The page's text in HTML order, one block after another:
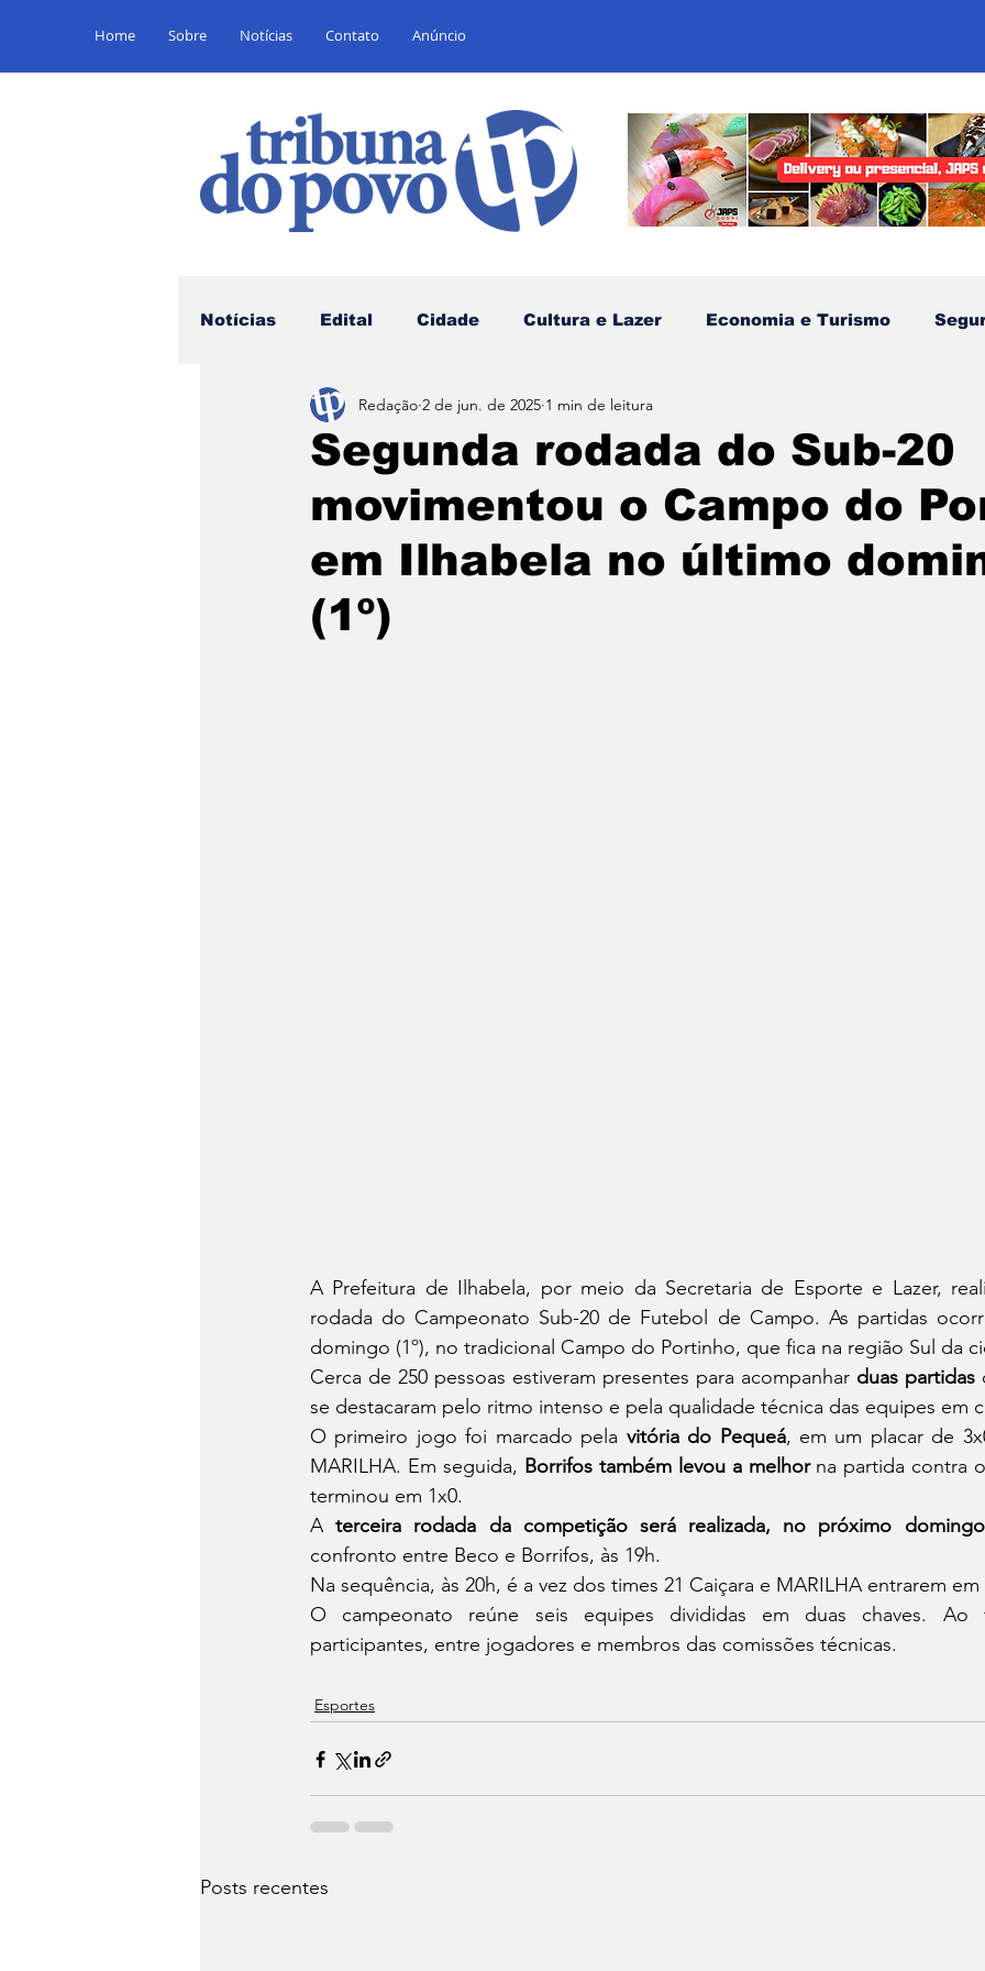
Home Sobre Notícias Contato Anúncio
Notícias Edital Cidade Cultura e Lazer Economia e Turismo
Educação Esportes Comunidades Tradicionais
São Sebastião Caraguatatuba Especial Agenda e Utilidade Pública
Segunda rodada do Sub-20
movimentou o Campo do
em Ilhabela no último
(1º)
Redação 2 de jun. de 2025 1 min de leitura
A Prefeitura de Ilhabela, por meio da Secretaria de Esporte e Lazer,
rodada do Campeonato Sub-20 de Futebol de Campo. As partidas
domingo (1º), no tradicional Campo do Portinho, que fica na região Sul da
Cerca de 250 pessoas estiveram presentes para acompanhar duas partidas
se destacaram pelo ritmo intenso e pela qualidade técnica das equipes em
O primeiro jogo foi marcado pela vitória do Pequeá, em um placar de
MARILHA. Em seguida, Borrifos também levou a melhor na partida contra
terminou em 1x0.
A terceira rodada da competição será realizada, no próximo
confronto entre Beco e Borrifos, às 19h.
Na sequência, às 20h, é a vez dos times 21 Caiçara e MARILHA entrarem
O campeonato reúne seis equipes divididas em duas chaves. Ao
participantes, entre jogadores e membros das comissões técnicas.
Esportes
Posts recentes